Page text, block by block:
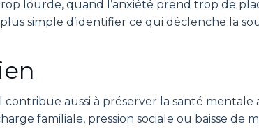
lourde, quand l’anxiété prend trop de
simple d’identifier ce qui déclenche la
aussi à préserver la santé
familiale, pression sociale ou baisse de